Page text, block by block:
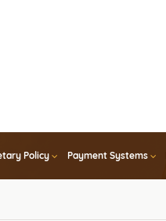
Policy Payment Systems